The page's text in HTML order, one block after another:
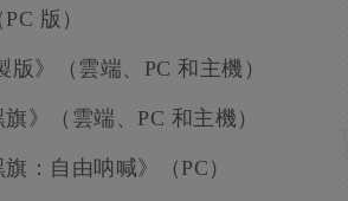
版）
版》（雲端、PC 和主機）
旗》（雲端、PC 和主機）
：自由呐喊》（PC）